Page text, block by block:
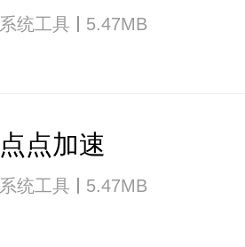
系统工具 5.47MB
点点加速
系统工具 5.47MB